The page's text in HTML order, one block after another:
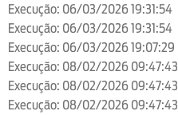
Execução: 06/03/2026 19:31:54
Execução: 06/03/2026 19:31:54
Execução: 06/03/2026 19:07:29
Execução: 08/02/2026 09:47:43
Execução: 08/02/2026 09:47:43
Execução: 08/02/2026 09:47:43